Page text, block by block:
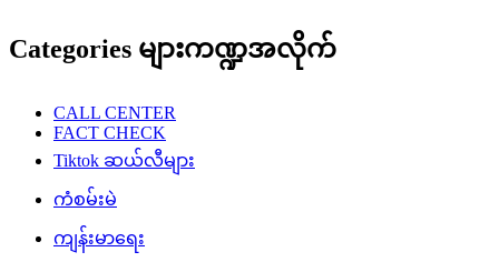
Categories များကဏ္ဍအလိုက်
CALL CENTER
FACT CHECK
Tiktok ဆယ်လီများ
ကံစမ်းမဲ
ကျန်းမာရေး